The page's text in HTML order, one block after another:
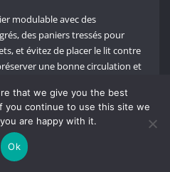
modulable avec des
des paniers tressés pour
et évitez de placer le lit contre
une bonne circulation et
DE
AMBIANCE
UN PETIT
that we give you the best
you continue to use this site we
are happy with it.
Ok